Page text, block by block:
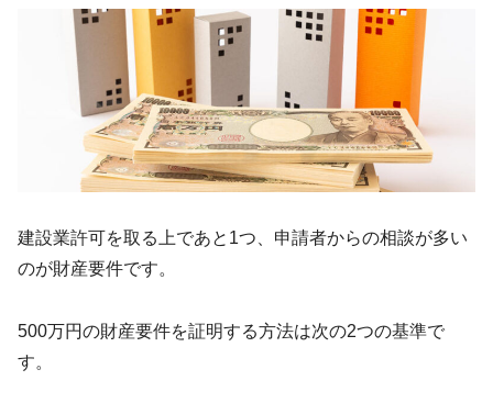
建設業許可を取る上であと1つ、申請者からの相談が多い
のが財産要件です。
500万円の財産要件を証明する方法は次の2つの基準で
す。